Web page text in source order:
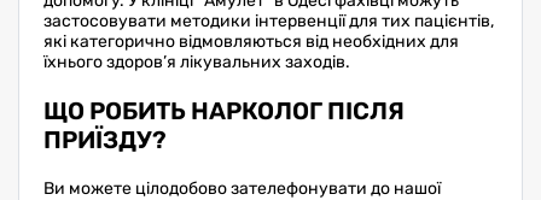
застосовувати методики інтервенції для тих пацієнтів,
які категорично відмовляються від необхідних для
їхнього здоров’я лікувальних заходів.
ЩО РОБИТЬ НАРКОЛОГ ПІСЛЯ
ПРИЇЗДУ?
Ви можете цілодобово зателефонувати до нашої